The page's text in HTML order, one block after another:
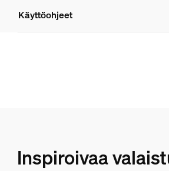
8721103088734
Silikoni
Käyttöohjeet
Inspiroivaa